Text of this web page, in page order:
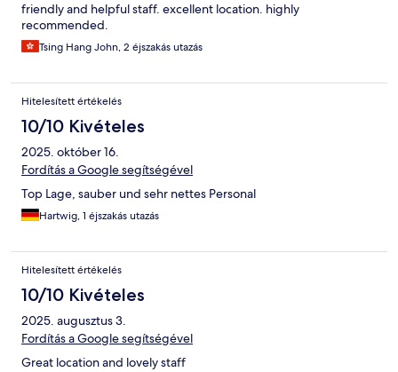
friendly and helpful staff. excellent location. highly
recommended.
Tsing Hang John, 2 éjszakás utazás
Hitelesített értékelés
10/10 Kivételes
2025. október 16.
Fordítás a Google segítségével
Top Lage, sauber und sehr nettes Personal
Hartwig, 1 éjszakás utazás
Hitelesített értékelés
10/10 Kivételes
2025. augusztus 3.
Fordítás a Google segítségével
Great location and lovely staff